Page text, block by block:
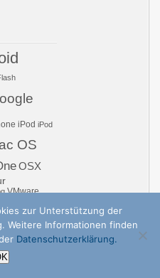
iPod iPod
OS
OSX
VMware
– ger.oza.hn | Powered by
zur Unterstützung der
Weitere Informationen finden
Datenschutzerklärung.